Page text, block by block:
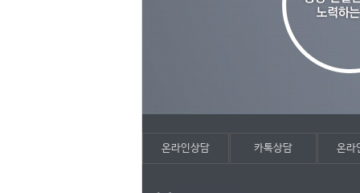
온라인상담 카톡상담 온라